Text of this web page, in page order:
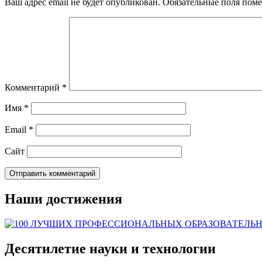
Ваш адрес email не будет опубликован. Обязательные поля
Комментарий *
Имя *
Email *
Сайт
Наши достижения
Десятилетие науки и технологии